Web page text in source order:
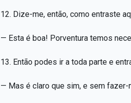
12. Dize-me, então, como entraste
— Esta é boa! Porventura temos
13. Então podes ir a toda parte e
— Mas é claro que sim, e sem fazer-